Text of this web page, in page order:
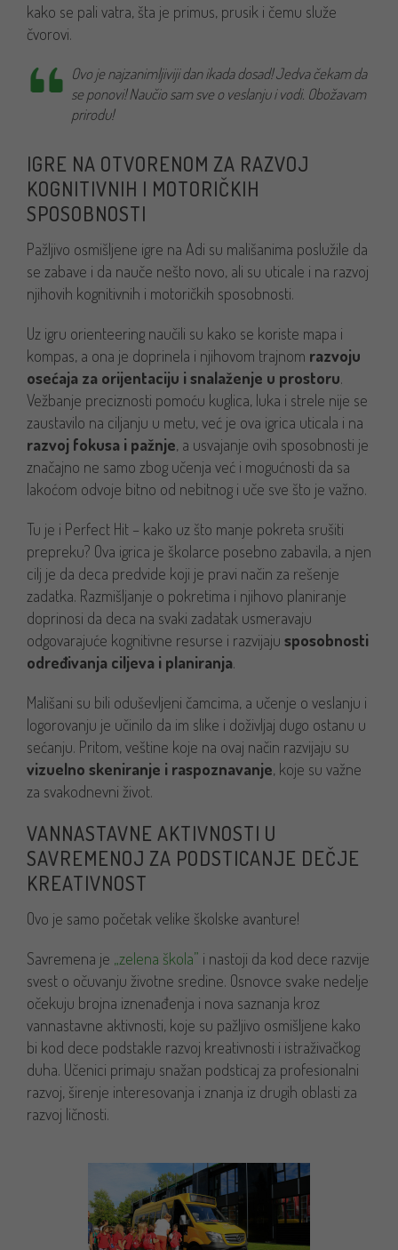
kako se pali vatra, šta je primus, prusik i čemu služe
čvorovi.
Ovo je najzanimljiviji dan ikada dosad! Jedva čekam da
se ponovi! Naučio sam sve o veslanju i vodi. Obožavam
prirodu!
IGRE NA OTVORENOM ZA RAZVOJ
KOGNITIVNIH I MOTORIČKIH
SPOSOBNOSTI
Pažljivo osmišljene igre na Adi su mališanima poslužile da
se zabave i da nauče nešto novo, ali su uticale i na razvoj
njihovih kognitivnih i motoričkih sposobnosti.
Uz igru orienteering naučili su kako se koriste mapa i
kompas, a ona je doprinela i njihovom trajnom razvoju
osećaja za orijentaciju i snalaženje u prostoru.
Vežbanje preciznosti pomoću kuglica, luka i strele nije se
zaustavilo na ciljanju u metu, već je ova igrica uticala i na
razvoj fokusa i pažnje, a usvajanje ovih sposobnosti je
značajno ne samo zbog učenja već i mogućnosti da sa
lakoćom odvoje bitno od nebitnog i uče sve što je važno.
Tu je i Perfect Hit – kako uz što manje pokreta srušiti
prepreku? Ova igrica je školarce posebno zabavila, a njen
cilj je da deca predvide koji je pravi način za rešenje
zadatka. Razmišljanje o pokretima i njihovo planiranje
doprinosi da deca na svaki zadatak usmeravaju
odgovarajuće kognitivne resurse i razvijaju sposobnosti
određivanja ciljeva i planiranja.
Mališani su bili oduševljeni čamcima, a učenje o veslanju i
logorovanju je učinilo da im slike i doživljaj dugo ostanu u
sećanju. Pritom, veštine koje na ovaj način razvijaju su
vizuelno skeniranje i raspoznavanje, koje su važne
za svakodnevni život.
VANNASTAVNE AKTIVNOSTI U
SAVREMENOJ ZA PODSTICANJE DEČJE
KREATIVNOST
Ovo je samo početak velike školske avanture!
Savremena je „zelena škola” i nastoji da kod dece razvije
svest o očuvanju životne sredine. Osnovce svake nedelje
očekuju brojna iznenađenja i nova saznanja kroz
vannastavne aktivnosti, koje su pažljivo osmišljene kako
bi kod dece podstakle razvoj kreativnosti i istraživačkog
duha. Učenici primaju snažan podsticaj za profesionalni
razvoj, širenje interesovanja i znanja iz drugih oblasti za
razvoj ličnosti.